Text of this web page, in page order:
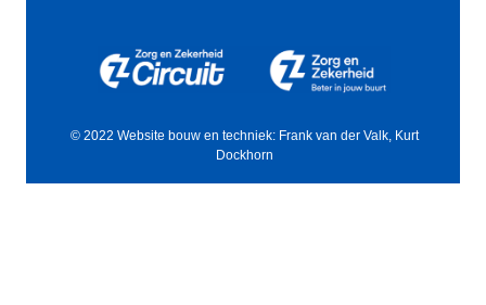
© 2022 Website bouw en techniek: Frank van der Valk, Kurt
Dockhorn